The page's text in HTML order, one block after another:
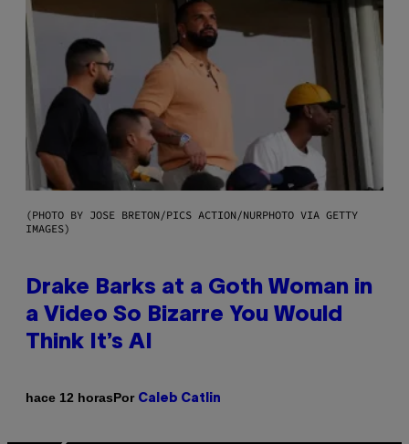
(PHOTO BY JOSE BRETON/PICS ACTION/NURPHOTO VIA GETTY
IMAGES)
Drake Barks at a Goth Woman in
a Video So Bizarre You Would
Think It’s AI
hace 12 horasPor Caleb Catlin